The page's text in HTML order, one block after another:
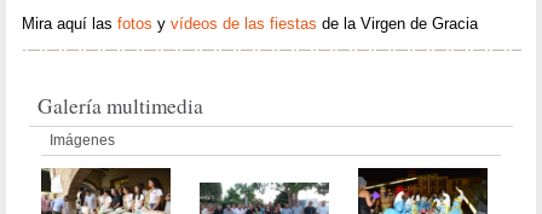
Mira aquí lasfotosyvídeos de las fiestas de la Virgen de Gracia
Galería multimedia
Imágenes